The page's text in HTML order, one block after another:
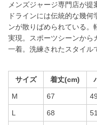
メンズジャージ専門店が
ドラインには伝統的な幾
ンが散りばめられている
実現。スポーツシーンから
一着。洗練されたスタイル
サイズ 着丈(cm)
M 67 49
L 68 51